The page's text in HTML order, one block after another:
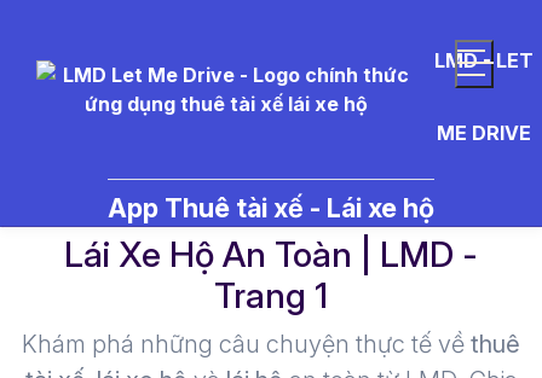
LMD - LET
ME DRIVE
App Thuê tài xế - Lái xe hộ
kiếm tiền từ lái xe - Thuê Tài Xế
Lái Xe Hộ An Toàn | LMD -
Trang 1​
Khám phá những câu chuyện thực tế về thuê